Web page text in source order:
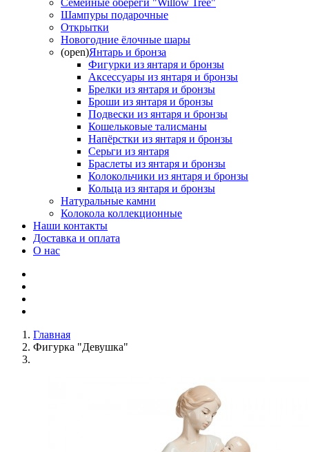
Семейные обереги "Willow Tree"
Шампуры подарочные
Открытки
Новогодние ёлочные шары
(open)Янтарь и бронза
Фигурки из янтаря и бронзы
Аксессуары из янтаря и бронзы
Брелки из янтаря и бронзы
Броши из янтаря и бронзы
Подвески из янтаря и бронзы
Кошельковые талисманы
Напёрстки из янтаря и бронзы
Серьги из янтаря
Браслеты из янтаря и бронзы
Колокольчики из янтаря и бронзы
Кольца из янтаря и бронзы
Натуральные камни
Колокола коллекционные
Наши контакты
Доставка и оплата
О нас
Главная
Фигурка "Девушка"